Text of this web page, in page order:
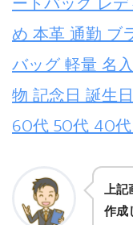
め 本革 通勤 ブ
バッグ 軽量 名
物 記念日 誕生
60代 50代 40
上
作成